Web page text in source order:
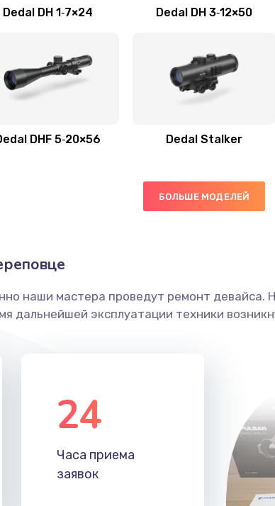
Dedal DH 1‑7×24 Dedal DH 3‑12×50
DHF 5‑20×56 Dedal Stalker
БОЛЬШЕ МОДЕЛЕЙ
наши мастера проведут ремонт девайса.
дальнейшей эксплуатации техники
24
Часа приема
заявок